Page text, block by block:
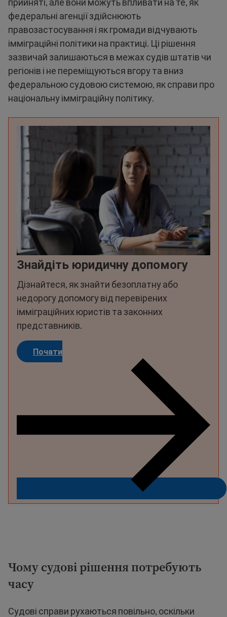
федеральні агенції здійснюють
правозастосування і як громади відчувають
імміграційні політики на практиці. Ці рішення
зазвичай залишаються в межах судів штатів чи
регіонів і не переміщуються вгору та вниз
федеральною судовою системою, як справи про
національну імміграційну політику.
Знайдіть юридичну допомогу
Дізнайтеся, як знайти безоплатну або
недорогу допомогу від перевірених
імміграційних юристів та законних
представників.
Почати
Чому судові рішення потребують
часу
Судові справи рухаються повільно, оскільки